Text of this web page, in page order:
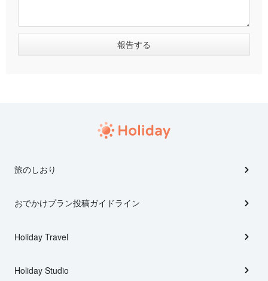
旅のしおり
おでかけプラン投稿ガイドライン
Holiday Travel
Holiday Studio